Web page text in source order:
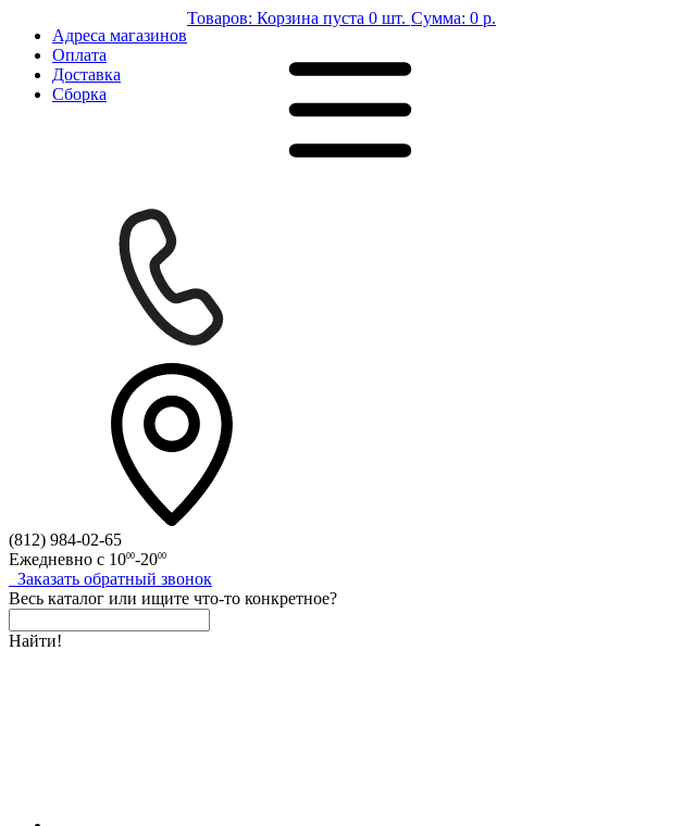
Адреса магазинов
Оплата
Доставка
Сборка
Товаров: Корзина пуста 0 шт. Сумма: 0 р.
(812) 984-02-65
Ежедневно с 1000-2000
Заказать обратный звонок
Весь каталог или ищите что-то конкретное?
Найти!